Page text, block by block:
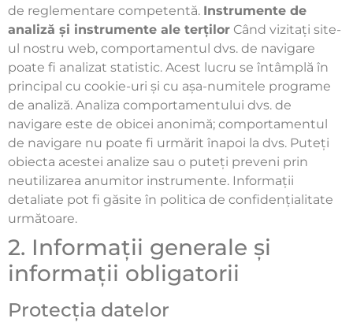
de reglementare competentă. Instrumente de
analiză și instrumente ale terților Când vizitați site-
ul nostru web, comportamentul dvs. de navigare
poate fi analizat statistic. Acest lucru se întâmplă în
principal cu cookie-uri și cu așa-numitele programe
de analiză. Analiza comportamentului dvs. de
navigare este de obicei anonimă; comportamentul
de navigare nu poate fi urmărit înapoi la dvs. Puteți
obiecta acestei analize sau o puteți preveni prin
neutilizarea anumitor instrumente. Informații
detaliate pot fi găsite în politica de confidențialitate
următoare.
2. Informații generale și
informații obligatorii
Protecția datelor